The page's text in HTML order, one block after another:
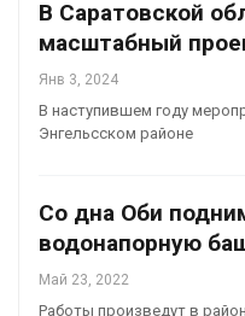
В Саратовской
масштабный
Янв 3, 2024
В наступившем году
Энгельсском районе
Со дна Оби
водонапорную
Май 23, 2022
Работы произведут в